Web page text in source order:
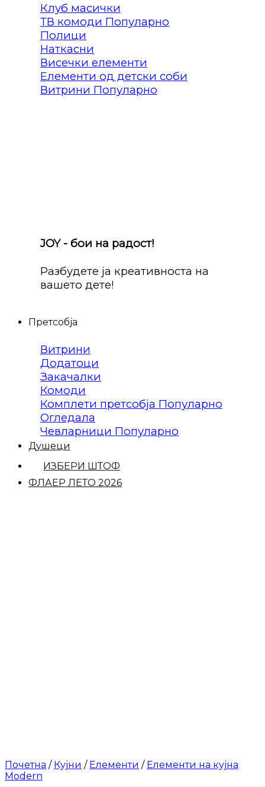
Клуб масички
ТВ комоди
Полици
Наткасни
Висечки елементи
Елементи од детски соби
Витрини
JOY - бои на радост!
Разбудете ја креативноста на
вашето дете!
Претсобја
Витрини
Додатоци
Закачалки
Комоди
Комплети претсобја
Огледала
Чевларници
Душеци
ИЗБЕРИ ШТОФ
ФЛАЕР ЛЕТО 2026
Почетна / Кујни / Елементи / Елементи на кујна
Modern